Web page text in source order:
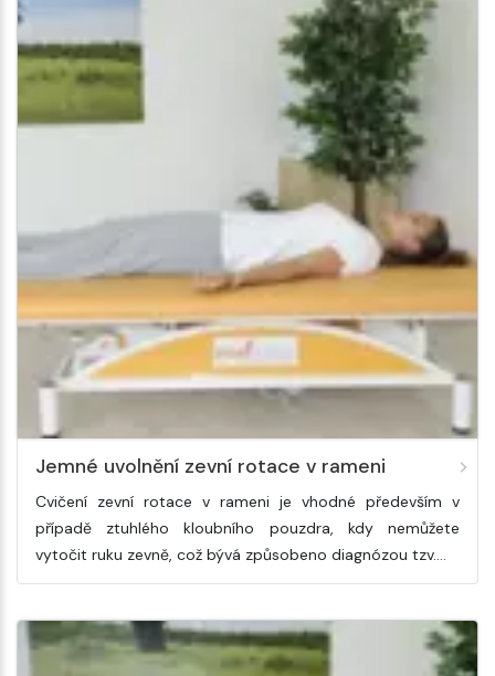
Jemné uvolnění zevní rotace v rameni
Cvičení zevní rotace v rameni je vhodné především v
případě ztuhlého kloubního pouzdra, kdy nemůžete
vytočit ruku zevně, což bývá způsobeno diagnózou tzv.…